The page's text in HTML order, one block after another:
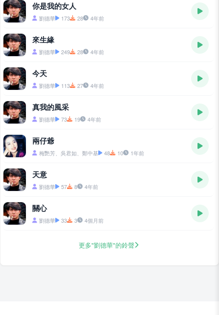
你是我的女人
劉德華 173 28 4年前
來生緣
劉德華 249 28 4年前
今天
劉德華 113 27 4年前
真我的風采
劉德華 73 19 4年前
兩仔爺
梅艷芳、吳君如、鄭中基 48 10 1年前
天意
劉德華 57 8 4年前
關心
劉德華 33 3 4個月前
更多"劉德華"的鈴聲